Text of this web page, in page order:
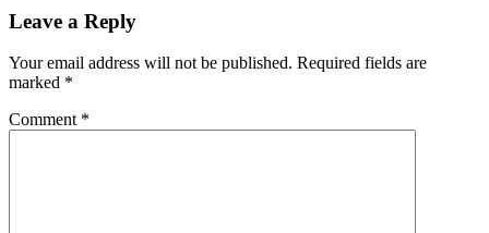
Leave a Reply
Your email address will not be published. Required fields are
marked *
Comment *